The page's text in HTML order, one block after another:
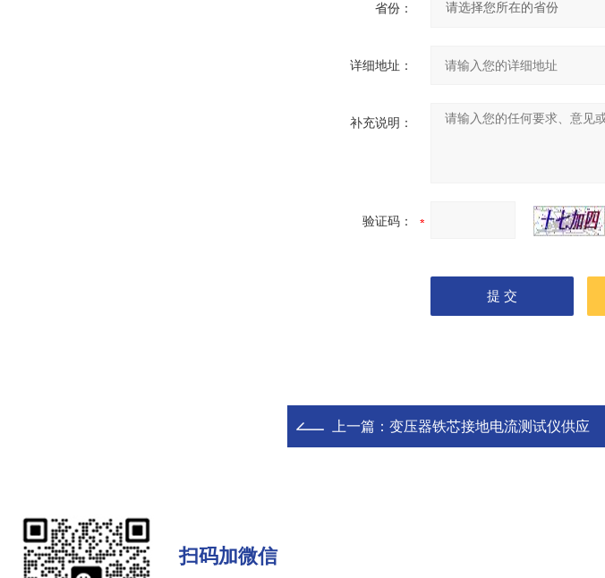
省份：
详细地址：
补充说明：
验证码：
上一篇： 变压器铁芯接地电流测试仪供应
扫码加微信